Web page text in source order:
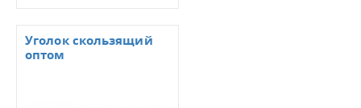
Уголок скользящий
оптом